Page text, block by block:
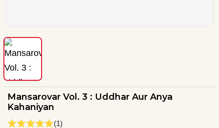
Mansarovar Vol. 3 : Uddhar Aur Anya
Kahaniyan
(1)